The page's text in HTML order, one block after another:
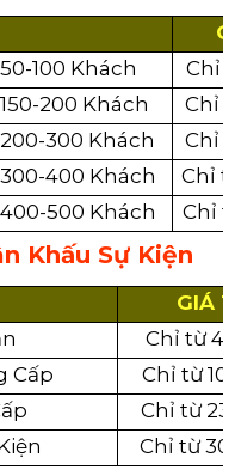
100 Khách
Chỉ
200 Khách
Chỉ
300 Khách
Chỉ
400 Khách
Chỉ
500 Khách
Chỉ
Khấu Sự Kiện
GIÁ
Chỉ từ
Cấp
Chỉ từ
Chỉ từ
Chỉ từ